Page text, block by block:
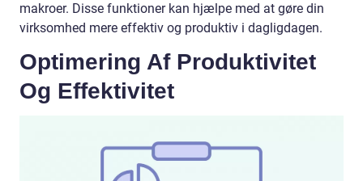
makroer. Disse funktioner kan hjælpe med at gøre din
virksomhed mere effektiv og produktiv i dagligdagen.
Optimering Af Produktivitet
Og Effektivitet